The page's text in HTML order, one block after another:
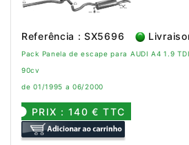
Referência : SX5696
Pack Panela de escape para AUDI A4 1.9
90cv
de 01/1995 a 06/2000
PRIX : 140 € TTC